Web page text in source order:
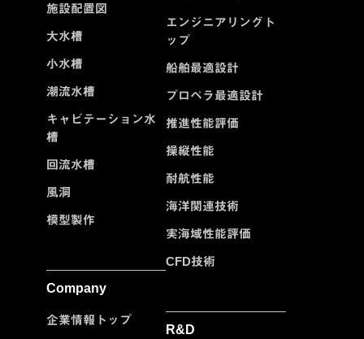
施設配置図
大水槽
小水槽
潮流水槽
キャビテーション水
槽
回流水槽
風洞
模型製作
Company
企業情報トップ
エンジニアリングト
ップ
船舶最適設計
プロペラ最適設計
推進性能評価
操縦性能
耐航性能
海洋関連技術
実海域性能評価
CFD技術
R&D